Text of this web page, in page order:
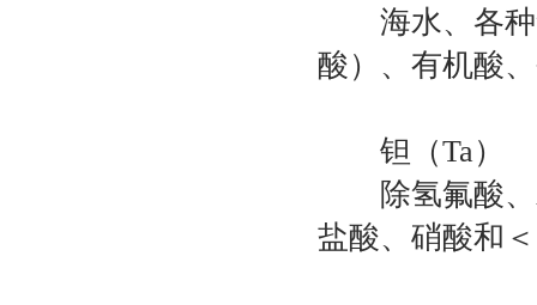
海水、各种
酸）、有机酸
钽（Ta）
除氢氟酸、
盐酸、硝酸和